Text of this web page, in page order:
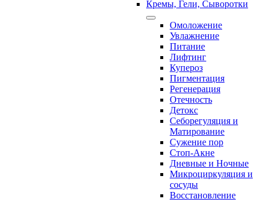
Кремы, Гели, Сыворотки
Омоложение
Увлажнение
Питание
Лифтинг
Купероз
Пигментация
Регенерация
Отечность
Детокс
Себорегуляция и
Матирование
Сужение пор
Стоп-Акне
Дневные и Ночные
Микроциркуляция и
сосуды
Восстановление